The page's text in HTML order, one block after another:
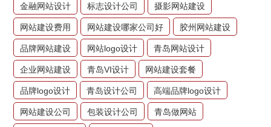
金融网站设计 标志设计公司 摄影网站建设
网站建设费用 网站建设哪家公司好 胶州网站建设
品牌网站建设 网站logo设计 青岛网站设计
企业网站建设 青岛VI设计 网站建设套餐
品牌logo设计 青岛设计公司 高端品牌logo设计
网站建设公司 包装设计公司 青岛做网站